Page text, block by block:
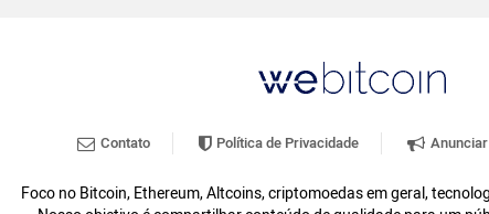
Contato Política de Privacidade Anunciar
Foco no Bitcoin, Ethereum, Altcoins, criptomoedas em geral,